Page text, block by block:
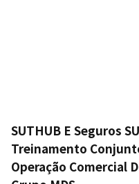
SUTHUB E Seguros
Treinamento
Operação Comercial